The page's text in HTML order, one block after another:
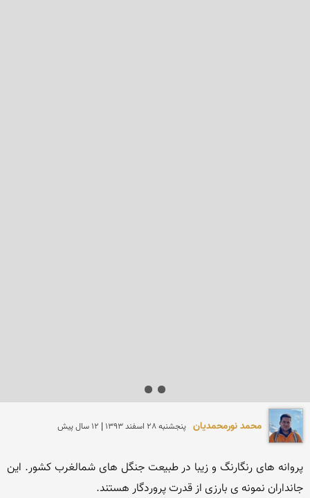
محمد نورمحمديان پنجشنبه 28 اسفند 1393 | 12 سال پیش
جانداران نمونه ی بارزی از قدرت پروردگار هستند.